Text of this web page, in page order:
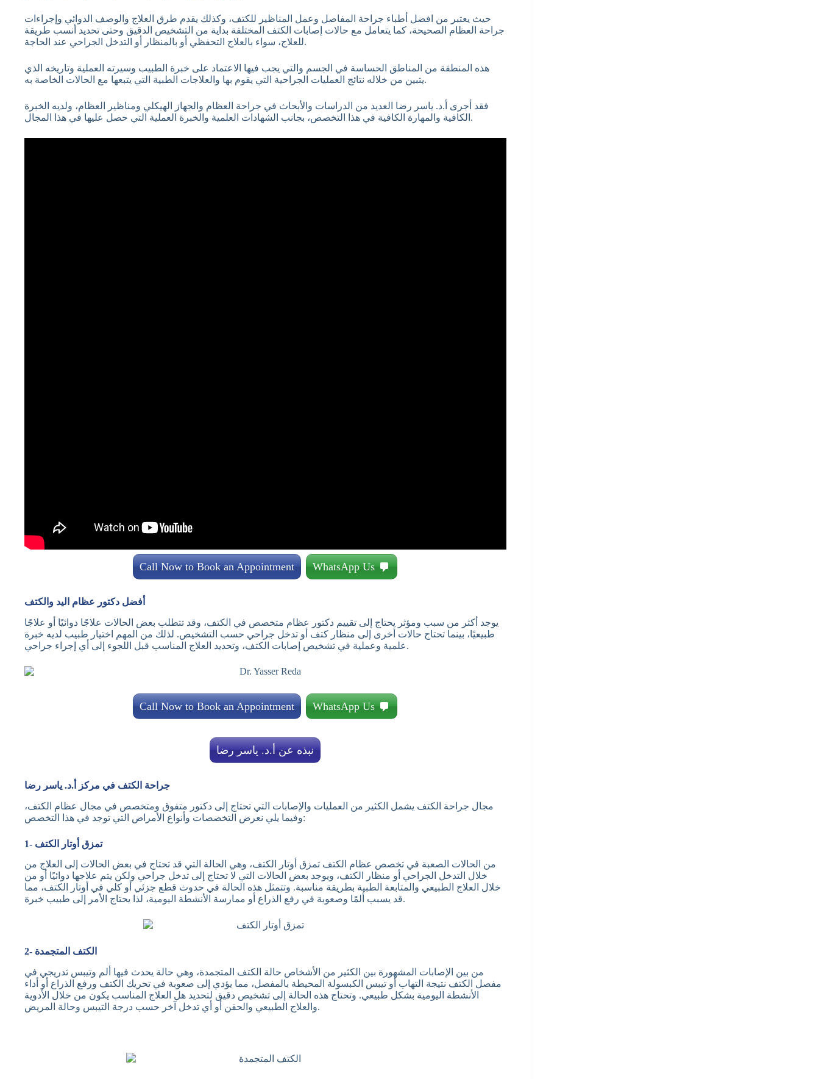
حيث يعتبر من افضل أطباء جراحة المفاصل وعمل المناظير للكتف، وكذلك يقدم طرق العلاج والوصف الدوائي وإجراءات
جراحة العظام الصحيحة، كما يتعامل مع حالات إصابات الكتف المختلفة بداية من التشخيص الدقيق وحتى تحديد أنسب طريقة
للعلاج، سواء بالعلاج التحفظي أو بالمنظار أو التدخل الجراحي عند الحاجة.
هذه المنطقة من المناطق الحساسة في الجسم والتي يجب فيها الاعتماد على خبرة الطبيب وسيرته العملية وتاريخه الذي
يتبين من خلاله نتائج العمليات الجراحية التي يقوم بها والعلاجات الطبية التي يتبعها مع الحالات الخاصة به.
فقد أجرى أ.د. ياسر رضا العديد من الدراسات والأبحاث في جراحة العظام والجهاز الهيكلي ومناظير العظام، ولديه الخبرة
الكافية والمهارة الكافية في هذا التخصص، بجانب الشهادات العلمية والخبرة العملية التي حصل عليها في هذا المجال.
Call Now to Book an Appointment WhatsApp Us
أفضل دكتور عظام اليد والكتف
يوجد أكثر من سبب ومؤثر يحتاج إلى تقييم دكتور عظام متخصص في الكتف، وقد تتطلب بعض الحالات علاجًا دوائيًا أو علاجًا
طبيعيًا، بينما تحتاج حالات أخرى إلى منظار كتف أو تدخل جراحي حسب التشخيص. لذلك من المهم اختيار طبيب لديه خبرة
علمية وعملية في تشخيص إصابات الكتف، وتحديد العلاج المناسب قبل اللجوء إلى أي إجراء جراحي.
Call Now to Book an Appointment WhatsApp Us
نبذه عن أ.د. ياسر رضا
جراحة الكتف في مركز أ.د. ياسر رضا
مجال جراحة الكتف يشمل الكثير من العمليات والإصابات التي تحتاج إلى دكتور متفوق ومتخصص في مجال عظام الكتف،
وفيما يلي نعرض التخصصات وأنواع الأمراض التي توجد في هذا التخصص:
1- تمزق أوتار الكتف
من الحالات الصعبة في تخصص عظام الكتف تمزق أوتار الكتف، وهي الحالة التي قد تحتاج في بعض الحالات إلى العلاج من
خلال التدخل الجراحي أو منظار الكتف، ويوجد بعض الحالات التي لا تحتاج إلى تدخل جراحي ولكن يتم علاجها دوائيًا أو من
خلال العلاج الطبيعي والمتابعة الطبية بطريقة مناسبة. وتتمثل هذه الحالة في حدوث قطع جزئي أو كلي في أوتار الكتف، مما
قد يسبب ألمًا وصعوبة في رفع الذراع أو ممارسة الأنشطة اليومية، لذا يحتاج الأمر إلى طبيب خبرة.
2- الكتف المتجمدة
من بين الإصابات المشهورة بين الكثير من الأشخاص حالة الكتف المتجمدة، وهي حالة يحدث فيها ألم وتيبس تدريجي في
مفصل الكتف نتيجة التهاب أو تيبس الكبسولة المحيطة بالمفصل، مما يؤدي إلى صعوبة في تحريك الكتف ورفع الذراع أو أداء
الأنشطة اليومية بشكل طبيعي. وتحتاج هذه الحالة إلى تشخيص دقيق لتحديد هل العلاج المناسب يكون من خلال الأدوية
والعلاج الطبيعي والحقن أو أي تدخل آخر حسب درجة التيبس وحالة المريض.